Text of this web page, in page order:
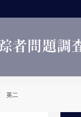
英二